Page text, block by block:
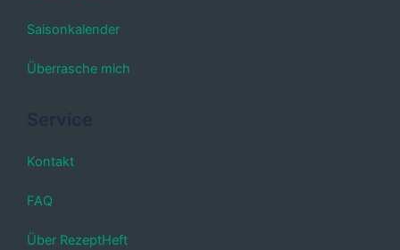
Saisonkalender
Überrasche mich
Kontakt
FAQ
Über RezeptHeft